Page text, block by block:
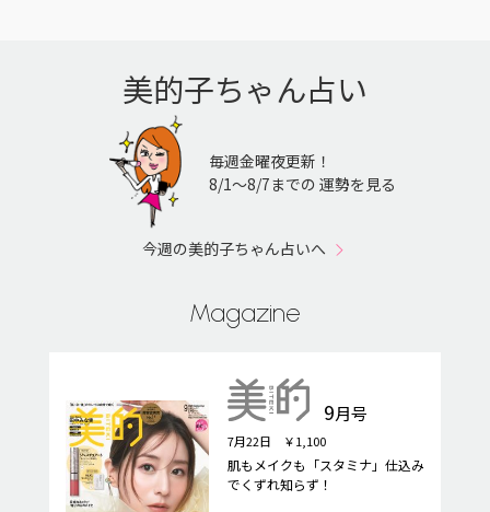
美的子ちゃん占い
毎週金曜夜更新！
8/1〜8/7までの 運勢を見る
今週の美的子ちゃん占いへ
Magazine
9月号
7月22日 ￥1,100
肌もメイクも「スタミナ」仕込み
でくずれ知らず！